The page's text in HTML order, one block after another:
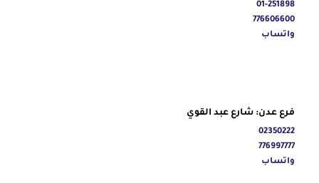
01-251898
776606600
واتساب
فرع عدن: شارع عبد القوي
02350222
776997777
واتساب